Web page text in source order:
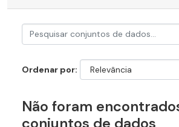
Ordenar por
Não foram